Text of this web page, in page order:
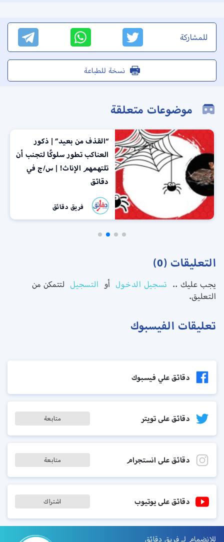
للمشاركة
نسخة للطباعة
موضوعات متعلقة
“القذف من بعيد” | ذكور
العناكب تطور سلوكًا لتجنب أن
تلتهمهم الإناث! | س/ج في
دقائق
فريق دقائق
التعليقات (0)
يجب عليك .. تسجيل الدخول أو التسجيل لتتمكن من
التعليق.
تعليقات الفيسبوك
دقائق علي فيسبوك
دقائق على تويتر متابعة
دقائق على انستجرام متابعة
دقائق على يوتيوب اشتراك
للانضمام لـ فريق دقائق